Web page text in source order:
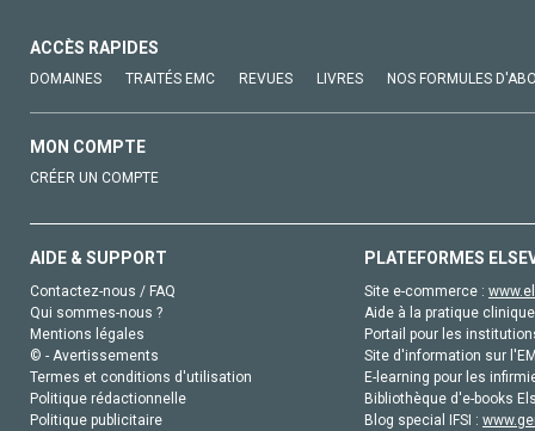
ACCÈS RAPIDES
DOMAINES TRAITÉS EMC REVUES LIVRES NOS FORMULES
MON COMPTE
CRÉER UN COMPTE
AIDE & SUPPORT
Contactez-nous / FAQ
Qui sommes-nous ?
Mentions légales
© - Avertissements
Termes et conditions d'utilisation
Politique rédactionnelle
Politique publicitaire
PLATEFORMES
Site e-commerce :
Aide à la pratique
Portail pour les
Site d'information sur
E-learning pour les
Bibliothèque d'e-books
Blog special IFSI :